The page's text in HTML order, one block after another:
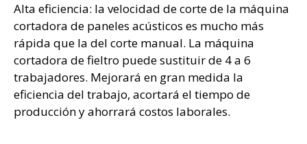
Alta eficiencia: la velocidad de corte de la máquina
cortadora de paneles acústicos es mucho más
rápida que la del corte manual. La máquina
cortadora de fieltro puede sustituir de 4 a 6
trabajadores. Mejorará en gran medida la
eficiencia del trabajo, acortará el tiempo de
producción y ahorrará costos laborales.